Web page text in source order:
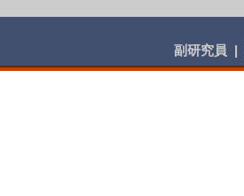
副研究員 |